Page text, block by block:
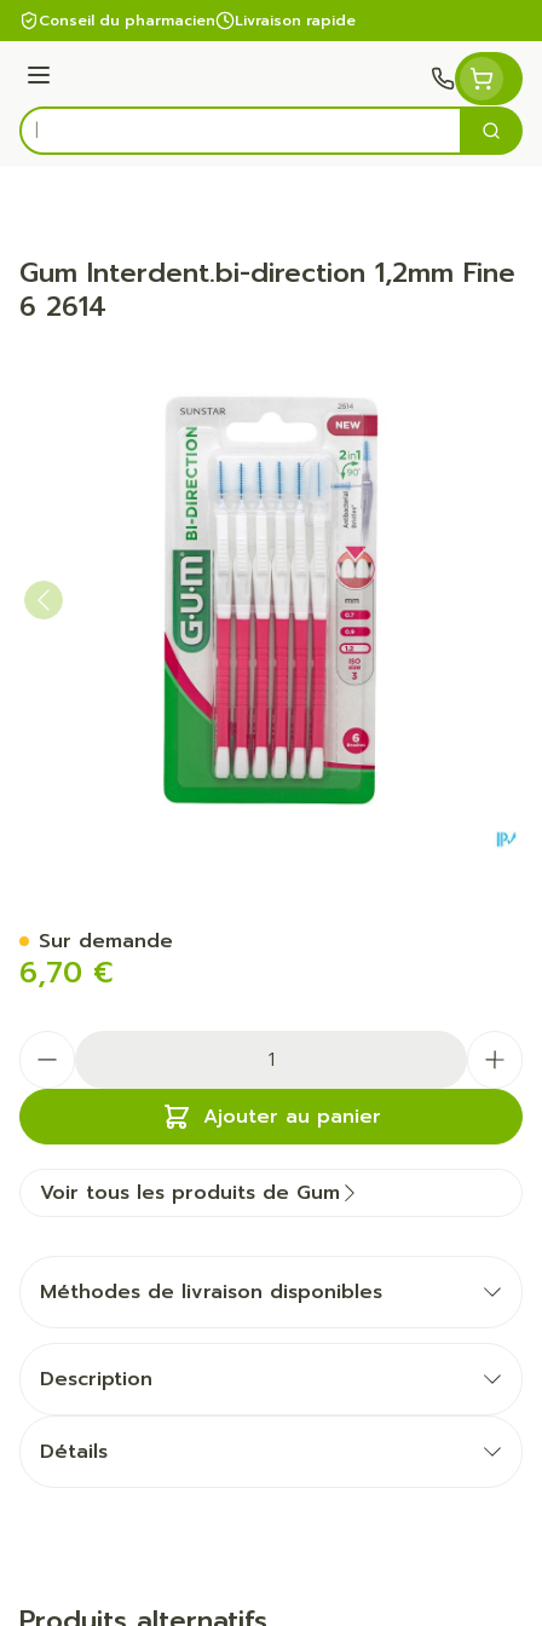
Aller au contenu
Conseil du pharmacien Livraison rapide
Menu
Rechercher
Gum Interdent.bi-direction 1,2mm Fine
6 2614
6,70 €
Ajouter au panier
Sur demande
Voir tous les produits de Gum
Méthodes de livraison disponibles
Description
Détails